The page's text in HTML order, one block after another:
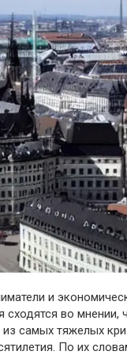
и
сходятся во мнении,
самых тяжелых
По их